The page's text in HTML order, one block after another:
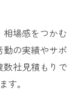
相場感をつかむ
動の実績やサポ
数社見積もりで
す。